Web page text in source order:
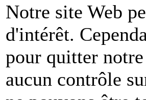
Notre site Web
d'intérêt.
pour quitter
aucun contrôle